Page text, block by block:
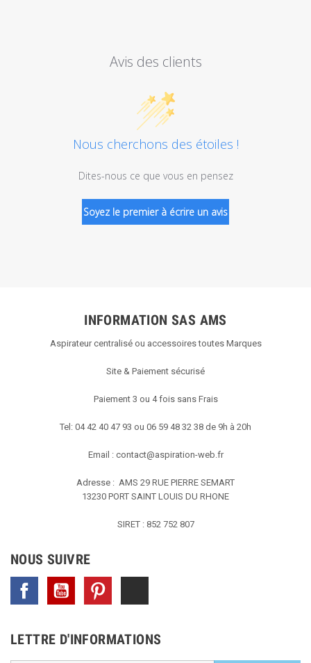
Avis des clients
Nous cherchons des étoiles !
Dites-nous ce que vous en pensez
Soyez le premier à écrire un avis
INFORMATION SAS AMS
Aspirateur centralisé ou accessoires toutes Marques
Site & Paiement sécurisé
Paiement 3 ou 4 fois sans Frais
Tel: 04 42 40 47 93 ou 06 59 48 32 38 de 9h à 20h
Email : contact@aspiration-web.fr
Adresse : AMS 29 RUE PIERRE SEMART
13230 PORT SAINT LOUIS DU RHONE
SIRET : 852 752 807
NOUS SUIVRE
Facebook YouTube
LETTRE D'INFORMATIONS